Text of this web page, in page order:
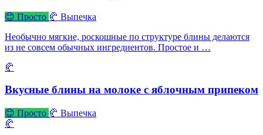
😊 Просто 🥐 Выпечка
Необычно мягкие, роскошные по структуре блины делаются
из не совсем обычных ингредиентов. Простое и …
🥐
Вкусные блины на молоке с яблочным припеком
😊 Просто 🥐 Выпечка
🥐